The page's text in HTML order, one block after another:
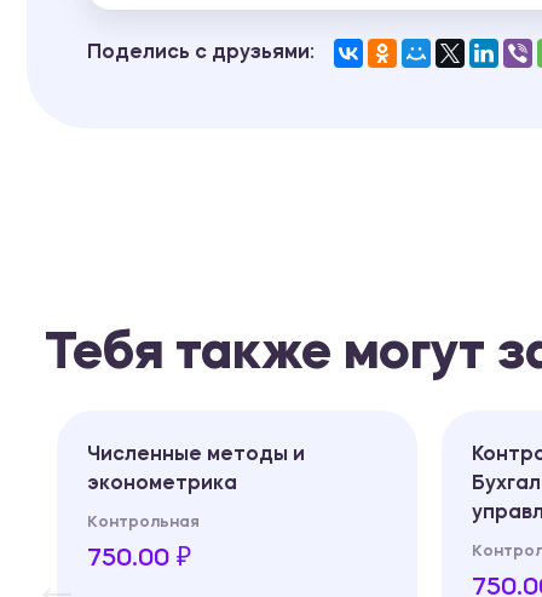
Поделись с друзьями:
Тебя также могут
Численные методы и
эконометрика
Контрольная
750.00 ₽